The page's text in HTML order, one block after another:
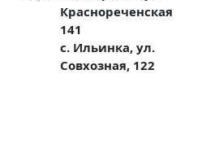
Краснореченская
141
с. Ильинка, ул.
Совхозная, 122